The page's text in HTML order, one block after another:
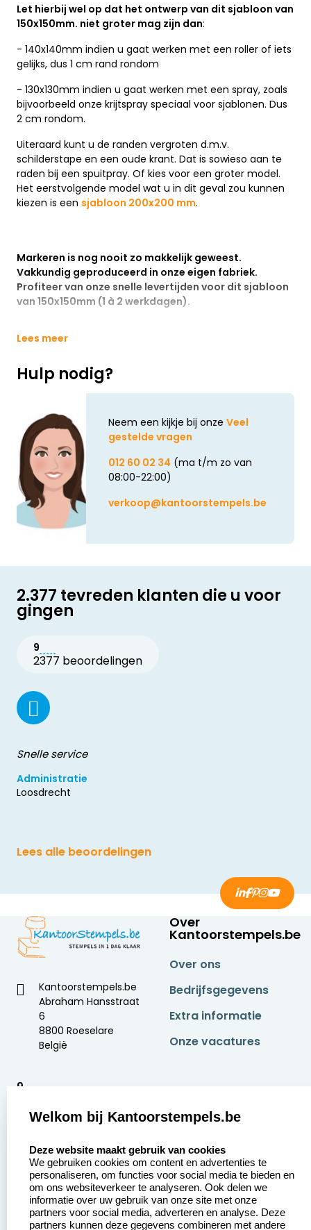
Let hierbij wel op dat het ontwerp van dit sjabloon van
150x150mm. niet groter mag zijn dan:
- 140x140mm indien u gaat werken met een roller of iets
gelijks, dus 1 cm rand rondom
- 130x130mm indien u gaat werken met een spray, zoals
bijvoorbeeld onze krijtspray speciaal voor sjablonen. Dus
2 cm rondom.
Uiteraard kunt u de randen vergroten d.m.v.
schilderstape en een oude krant. Dat is sowieso aan te
raden bij een spuitpray. Of kies voor een groter model.
Het eerstvolgende model wat u in dit geval zou kunnen
kiezen is een sjabloon 200x200 mm.
Markeren is nog nooit zo makkelijk geweest.
Vakkundig geproduceerd in onze eigen fabriek.
Profiteer van onze snelle levertijden voor dit sjabloon
van 150x150mm (1 à 2 werkdagen).
Lees meer
Hulp nodig?
Neem een kijkje bij onze Veel
gestelde vragen
012 60 02 34 (ma t/m zo van
08:00-22:00)
verkoop@kantoorstempels.be
2.377 tevreden klanten die u voor
gingen
9
2377 beoordelingen
Snelle service
Administratie
Loosdrecht
Lees alle beoordelingen
Kantoorstempels.be
Abraham Hansstraat
6
8800 Roeselare
België
9
Over
Kantoorstempels.be
Over ons
Bedrijfsgegevens
Extra informatie
Onze vacatures
Aanvraag op maat
Betaling &
Verzending
Contact opnemen
Veel gestelde vragen
Retourneren
Welkom bij Kantoorstempels.be
Deze website maakt gebruik van cookies
We gebruiken cookies om content en advertenties te
personaliseren, om functies voor social media te bieden en
om ons websiteverkeer te analyseren. Ook delen we
informatie over uw gebruik van onze site met onze
partners voor social media, adverteren en analyse. Deze
partners kunnen deze gegevens combineren met andere